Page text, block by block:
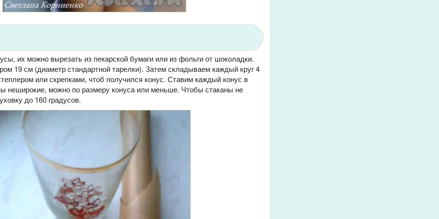
их можно вырезать из пекарской бумаги или из фольги от шоколадки.
19 см (диаметр стандартной тарелки). Затем складываем каждый круг 4
или скрепками, чтоб получился конус. Ставим каждый конус в
неширокие, можно по размеру конуса или меньше. Чтобы стаканы не
до 160 градусов.